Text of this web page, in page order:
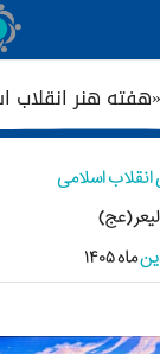
«هفته هنر انقلاب
اسلامی
(عج)
ماه ۱۴۰۵